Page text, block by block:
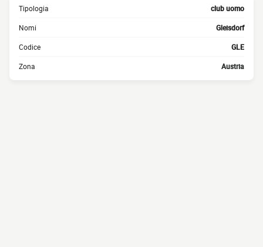
Tipologia club uomo
Nomi Gleisdorf
Codice GLE
Zona Austria